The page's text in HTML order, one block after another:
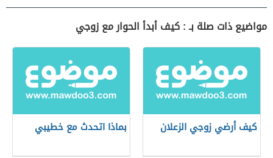
مواضيع ذات صلة بـ : كيف أبدأ الحوار مع زوجي
كيف أرضي زوجي الزعلان بماذا اتحدث مع خطيبي